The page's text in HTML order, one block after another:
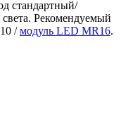
стандартный/
Рекомендуемый
/модуль LED MR16.